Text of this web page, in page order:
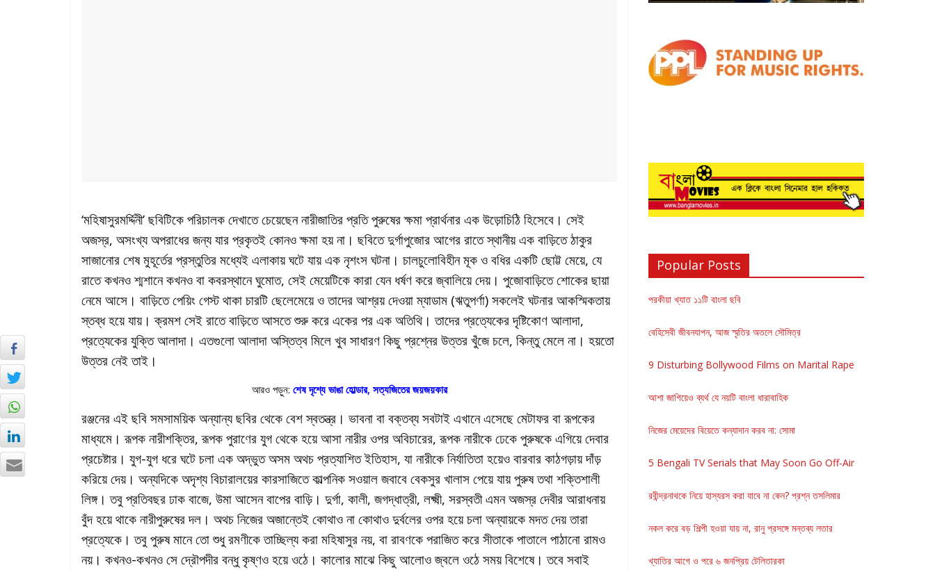
‘মহিষাসুরমর্দ্দিনী’ ছবিটিকে পরিচালক দেখাতে চেয়েছেন নারীজাতির প্রতি পুরুষের ক্ষমা প্রার্থনার এক উড়োচিঠি হিসেবে। সেই
অজস্র, অসংখ্য অপরাধের জন্য যার প্রকৃতই কোনও ক্ষমা হয় না। ছবিতে দুর্গাপুজোর আগের রাতে স্থানীয় এক বাড়িতে ঠাকুর
সাজানোর শেষ মুহূর্তের প্রস্তুতির মধ্যেই এলাকায় ঘটে যায় এক নৃশংস ঘটনা। চালচুলোবিহীন মূক ও বধির একটি ছোট্ট মেয়ে, যে
রাতে কখনও শ্মশানে কখনও বা কবরস্থানে ঘুমোত, সেই মেয়েটিকে কারা যেন ধর্ষণ করে জ্বালিয়ে দেয়। পুজোবাড়িতে শোকের ছায়া
নেমে আসে। বাড়িতে পেয়িং গেস্ট থাকা চারটি ছেলেমেয়ে ও তাদের আশ্রয় দেওয়া ম্যাডাম (ঋতুপর্ণা) সকলেই ঘটনার আকস্মিকতায়
স্তব্ধ হয়ে যায়। ক্রমশ সেই রাতে বাড়িতে আসতে শুরু করে একের পর এক অতিথি। তাদের প্রত্যেকের দৃষ্টিকোণ আলাদা,
প্রত্যেকের যুক্তি আলাদা। এতগুলো আলাদা অস্তিত্ব মিলে খুব সাধারণ কিছু প্রশ্নের উত্তর খুঁজে চলে, কিন্তু মেলে না। হয়তো
উত্তর নেই তাই।
আরও পড়ুন: শেষ দৃশ্যে ভাঙা হোল্ডার, সত্যজিতের জয়জয়কার
রঞ্জনের এই ছবি সমসাময়িক অন্যান্য ছবির থেকে বেশ স্বতন্ত্র। ভাবনা বা বক্তব্য সবটাই এখানে এসেছে মেটাফর বা রূপকের
মাধ্যমে। রূপক নারীশক্তির, রূপক পুরাণের যুগ থেকে হয়ে আসা নারীর ওপর অবিচারের, রূপক নারীকে ঢেকে পুরুষকে এগিয়ে দেবার
প্রচেষ্টার। যুগ-যুগ ধরে ঘটে চলা এক অদ্ভুত অসম অথচ প্রত্যাশিত ইতিহাস, যা নারীকে নির্যাতিতা হয়েও বারবার কাঠগড়ায় দাঁড়
করিয়ে দেয়। অন্যদিকে অদৃশ্য বিচারালয়ের কারসাজিতে কাল্পনিক সওয়াল জবাবে বেকসুর খালাস পেয়ে যায় পুরুষ তথা শক্তিশালী
লিঙ্গ। তবু প্রতিবছর ঢাক বাজে, উমা আসেন বাপের বাড়ি। দুর্গা, কালী, জগদ্ধাত্রী, লক্ষ্মী, সরস্বতী এমন অজস্র দেবীর আরাধনায়
বুঁদ হয়ে থাকে নারীপুরুষের দল। অথচ নিজের অজান্তেই কোথাও না কোথাও দুর্বলের ওপর হয়ে চলা অন্যায়কে মদত দেয় তারা
প্রত্যেকে। তবু পুরুষ মানে তো শুধু রমণীকে তাচ্ছিল্য করা মহিষাসুর নয়, বা রাবণকে পরাজিত করে সীতাকে পাতালে পাঠানো রামও
নয়। কখনও-কখনও সে দ্রৌপদীর বন্ধু কৃষ্ণও হয়ে ওঠে। কালোর মাঝে কিছু আলোও জ্বলে ওঠে সময় বিশেষে। তবে সবাই
Popular Posts
পরকীয়া খ্যাত ১১টি বাংলা ছবি
বেহিসেবী জীবনযাপন, আজ স্মৃতির অতলে সৌমিত্র
9 Disturbing Bollywood Films on Marital Rape
আশা জাগিয়েও ব্যর্থ যে নয়টি বাংলা ধারাবাহিক
নিজের মেয়েদের বিয়েতে কন্যাদান করব না: সোমা
5 Bengali TV Serials that May Soon Go Off-Air
রবীন্দ্রনাথকে নিয়ে হাস্যরস করা যাবে না কেন? প্রশ্ন তসলিমার
নকল করে বড় শিল্পী হওয়া যায় না, রানু প্রসঙ্গে মন্তব্য লতার
খ্যাতির আগে ও পরে ৬ জনপ্রিয় টেলিতারকা